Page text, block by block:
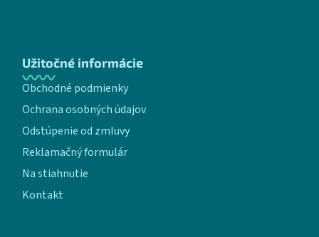
Užitočné informácie
Obchodné podmienky
Ochrana osobných údajov
Odstúpenie od zmluvy
Reklamačný formulár
Na stiahnutie
Kontakt